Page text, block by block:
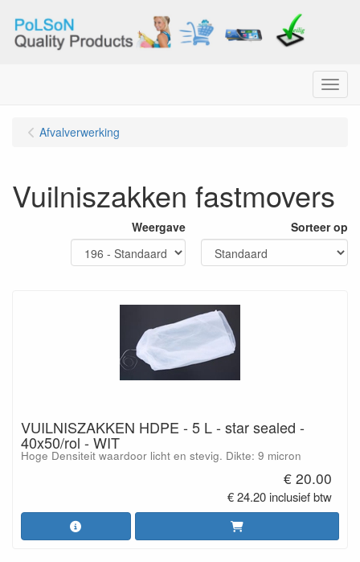
Menu
Afvalverwerking
Vuilniszakken fastmovers
Weergave Sorteer op
VUILNISZAKKEN HDPE - 5 L - star sealed -
40x50/rol - WIT
Hoge Densiteit waardoor licht en stevig. Dikte: 9 micron
€ 20.00
€ 24.20 inclusief btw